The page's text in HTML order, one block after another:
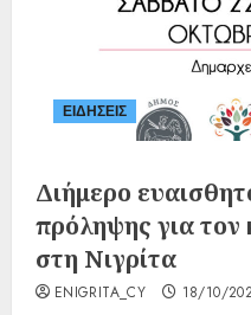
ΕΙΔΗΣΕΙΣ
Διήμερο
πρόληψης για τον
στη Νιγρίτα
ENIGRITA_CY 18/10/